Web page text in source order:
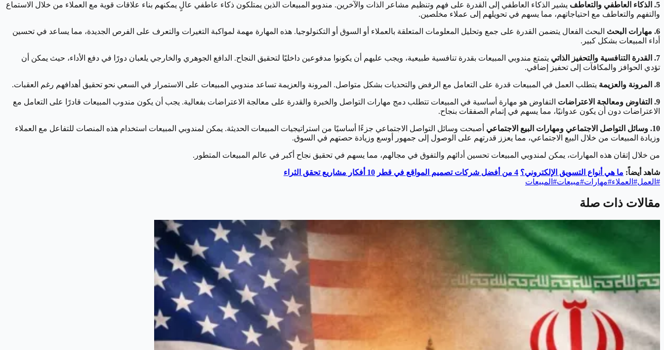
5. الذكاء العاطفي والتعاطف
يشير الذكاء العاطفي إلى القدرة على فهم وتنظيم مشاعر الذات والآخرين. مندوبو المبيعات الذين يمتلكون ذكاء عاطفي عالٍ يمكنهم بناء علاقات قوية مع العملاء من خلال الاستماع
والتفهم والتعاطف مع احتياجاتهم، مما يسهم في تحويلهم إلى عملاء مخلصين.
6. مهارات البحث
البحث الفعال يتضمن القدرة على جمع وتحليل المعلومات المتعلقة بالعملاء أو السوق أو التكنولوجيا. هذه المهارة مهمة لمواكبة التغيرات والتعرف على الفرص الجديدة، مما يساعد في تحسين
أداء المبيعات بشكل كبير.
7. القدرة التنافسية والتحفيز الذاتي
يتمتع مندوبي المبيعات بقدرة تنافسية طبيعية، ويجب عليهم أن يكونوا مدفوعين داخليًا لتحقيق النجاح. الدافع الجوهري والخارجي يلعبان دورًا في دفع الأداء، حيث يمكن أن
تؤدي الحوافز والمكافآت إلى تحفيز إضافي.
8. المرونة والعزيمة يتطلب العمل في المبيعات قدرة على التعامل مع الرفض والتحديات بشكل متواصل. المرونة والعزيمة تساعد مندوبي المبيعات على الاستمرار في السعي نحو تحقيق أهدافهم رغم العقبات.
9. التفاوض ومعالجة الاعتراضات
التفاوض هو مهارة أساسية في المبيعات تتطلب دمج مهارات التواصل والخبرة والقدرة على معالجة الاعتراضات بفعالية. يجب أن يكون مندوب المبيعات قادرًا على التعامل مع
الاعتراضات دون أن يكون عدوانيًا، مما يسهم في إتمام الصفقات بنجاح.
10. وسائل التواصل الاجتماعي ومهارات البيع الاجتماعي
أصبحت وسائل التواصل الاجتماعي جزءًا أساسيًا من استراتيجيات المبيعات الحديثة. يمكن لمندوبي المبيعات استخدام هذه المنصات للتفاعل مع العملاء
وزيادة المبيعات من خلال البيع الاجتماعي، مما يعزز قدرتهم على الوصول إلى جمهور أوسع وزيادة حصتهم في السوق.
من خلال إتقان هذه المهارات، يمكن لمندوبي المبيعات تحسين أدائهم والتفوق في مجالهم، مما يسهم في تحقيق نجاح أكبر في عالم المبيعات المتطور.
شاهد أيضاً: ما هي أنواع التسويق الإلكتروني؟ 4 من أفضل شركات تصميم المواقع في قطر
10 أفكار مشاريع تحقق الثراء
# العمل# العملاء#مهارات#مبيعات# المبيعات
مقالات ذات صلة